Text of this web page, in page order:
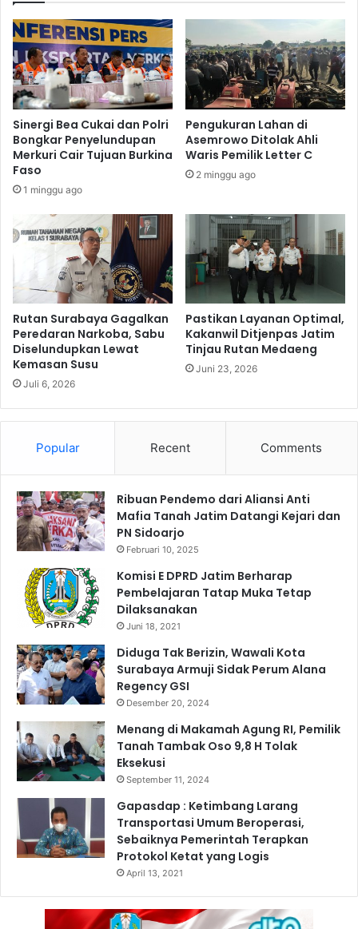
n
e
s
i
a
,
T
P
S
a
a
m
h
o
n
k
e
S
r
i
l
a
k
,
K
P
e
a
n
P
e
r
K
o
b
e
a
m
a
Sinergi Bea Cukai dan Polri
Bongkar Penyelundupan
Merkuri Cair Tujuan Burkina
Faso
1 minggu ago
Pengukuran Lahan di
Asemrowo Ditolak Ahli
Waris Pemilik Letter C
2 minggu ago
Rutan Surabaya Gagalkan
Peredaran Narkoba, Sabu
Diselundupkan Lewat
Kemasan Susu
Juli 6, 2026
Pastikan Layanan Optimal,
Kakanwil Ditjenpas Jatim
Tinjau Rutan Medaeng
Juni 23, 2026
Popular Recent Comments
Ribuan Pendemo dari Aliansi Anti
Mafia Tanah Jatim Datangi Kejari dan
PN Sidoarjo
Februari 10, 2025
Komisi E DPRD Jatim Berharap
Pembelajaran Tatap Muka Tetap
Dilaksanakan
Juni 18, 2021
Diduga Tak Berizin, Wawali Kota
Surabaya Armuji Sidak Perum Alana
Regency GSI
Desember 20, 2024
Menang di Makamah Agung RI, Pemilik
Tanah Tambak Oso 9,8 H Tolak
Eksekusi
September 11, 2024
Gapasdap : Ketimbang Larang
Transportasi Umum Beroperasi,
Sebaiknya Pemerintah Terapkan
Protokol Ketat yang Logis
April 13, 2021